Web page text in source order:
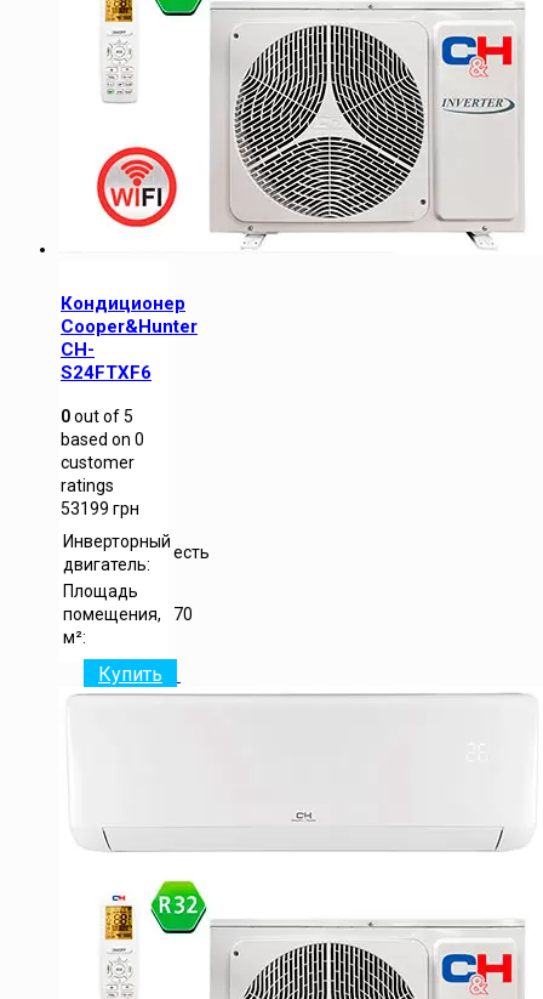
Кондиционер
Cooper&Hunter
CH-
S24FTXF6
0out of5
based on 0
customer
ratings
53199 грн
Инверторный
двигатель:
есть
Площадь
помещения,
м²:
70
Купить